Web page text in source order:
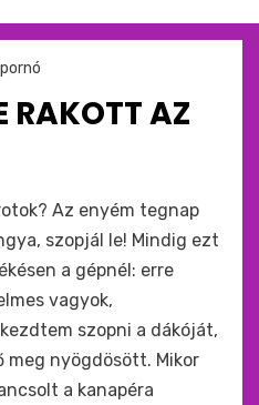
RAKOTT AZ
Az enyém tegnap
szopjál le! Mindig ezt
a gépnél: erre
vagyok,
szopni a dákóját,
meg nyögdösött. Mikor
a kanapéra